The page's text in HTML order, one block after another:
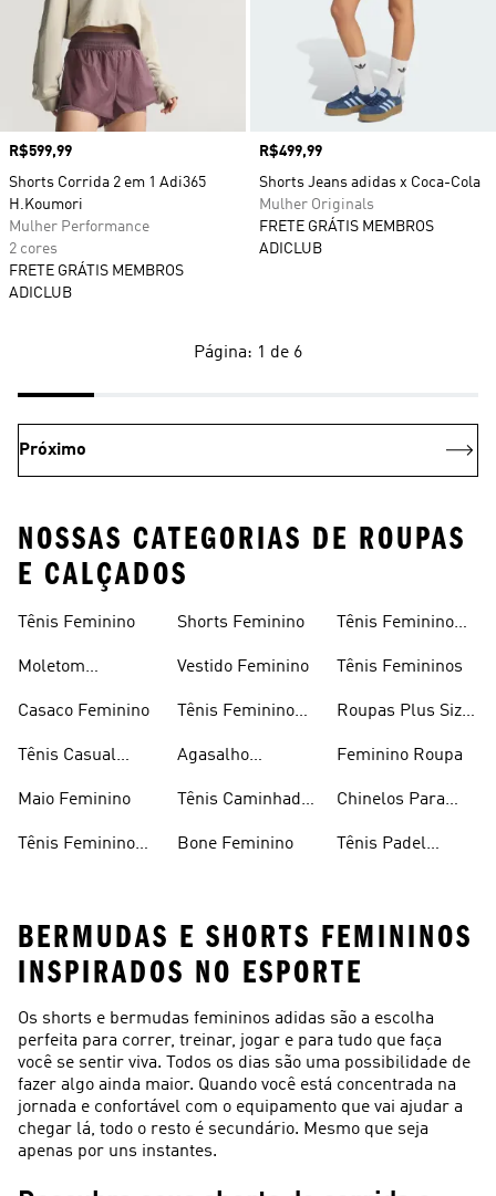
Preço
R$599,99
Shorts Corrida 2 em 1 Adi365
H.Koumori
Mulher Performance
2 cores
FRETE GRÁTIS MEMBROS
ADICLUB
Preço
R$499,99
Shorts Jeans adidas x Coca-Cola
Mulher Originals
FRETE GRÁTIS MEMBROS
ADICLUB
Página: 1 de 6
Próximo
NOSSAS CATEGORIAS DE ROUPAS
E CALÇADOS
Tênis Feminino
Moletom
Casaco Feminino
Tênis Casual
Maio Feminino
Tênis Feminino
Shorts Feminino
Vestido Feminino
Tênis Feminino
Agasalho
Tênis Caminhada
Bone Feminino
Tênis Feminino
Tênis Femininos
Roupas Plus Size
Feminino Roupa
Chinelos Para
Tênis Padel
BERMUDAS E SHORTS FEMININOS
INSPIRADOS NO ESPORTE
Os shorts e bermudas femininos adidas são a escolha
perfeita para correr, treinar, jogar e para tudo que faça
você se sentir viva. Todos os dias são uma possibilidade de
fazer algo ainda maior. Quando você está concentrada na
jornada e confortável com o equipamento que vai ajudar a
chegar lá, todo o resto é secundário. Mesmo que seja
apenas por uns instantes.